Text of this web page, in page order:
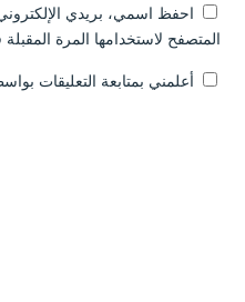
احفظ اسمي، بريدي
المتصفح لاستخدامها المرة
أعلمني بمتابعة التعليقات